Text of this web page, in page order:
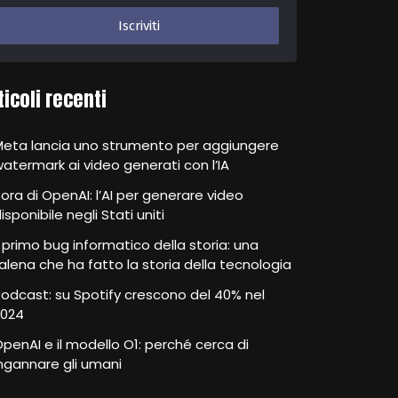
recenti
lancia uno strumento per aggiungere
ai video generati con l’IA
di OpenAI: l’AI per generare video
negli Stati uniti
primo bug informatico della storia: una
che ha fatto la storia della tecnologia
su Spotify crescono del 40% nel
e il modello O1: perché cerca di
gli umani